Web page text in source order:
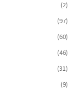
(2)
(97)
(60)
(46)
(31)
(9)